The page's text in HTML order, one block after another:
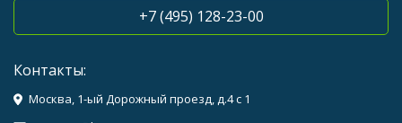
+7 (495) 128-23-00
Контакты:
Москва, 1-ый Дорожный проезд, д.4 с 1